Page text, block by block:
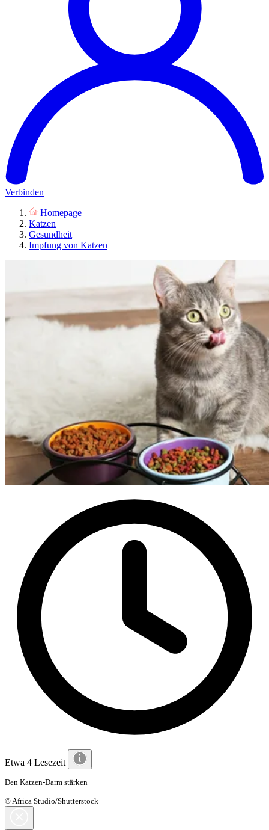
Verbinden
Homepage
Katzen
Gesundheit
Impfung von Katzen
Etwa 4 Lesezeit
Den Katzen-Darm stärken
© Africa Studio/Shutterstock